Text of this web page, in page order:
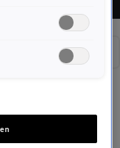
mag zich voor de